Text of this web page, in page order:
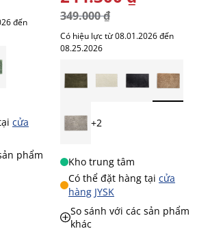
đến
cửa
phẩm
349.000 ₫
Có hiệu lực từ 08.01.2026 đến
08.25.2026
+2
Kho trung tâm
Có thể đặt hàng tại cửa
hàng JYSK
So sánh với các sản phẩm
khác